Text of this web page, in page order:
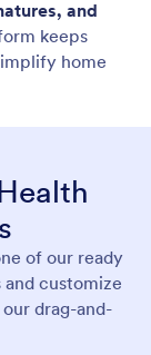
and
keeps
home
of our ready
customize
drag-and-